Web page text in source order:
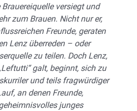
versiegt und
zum Brauen. Nicht nur er,
Freunde, geraten
Lenz überreden – oder
zu teilen. Doch Lenz,
galt, beginnt, sich zu
und teils fragwürdiger
an denen Freunde,
junges